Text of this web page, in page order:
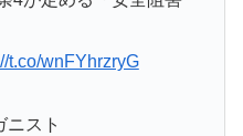
t.co/wnFYhrzryG
ニスト